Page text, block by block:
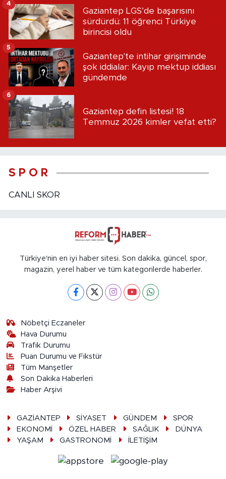
Gaziantep LGS’de başarısını
sürdürdü: 11 öğrenci Türkiye
birincisi oldu
4
Gaziantep'te intihar girişiminde
şok iddialar: Kayıp mektup iddiası
gündemde
5
Gaziantep defin listesi! 18
Temmuz 2026 kimler vefat etti?
6
S P O R
CANLI SKOR
Türkiye'nin en iyi haber sitesi. Son dakika, güncel, spor,
magazin, yerel haber ve tüm kategorilerde haberler.
Nöbetçi Eczaneler
Hava Durumu
Trafik Durumu
Puan Durumu ve Fikstür
Tüm Manşetler
Son Dakika Haberleri
Haber Arşivi
GAZİANTEP SİYASET GÜNDEM
SPOR
EKONOMİ
ÖZEL HABER SAĞLIK
DÜNYA
YAŞAM
GASTRONOMİ İLETİŞİM